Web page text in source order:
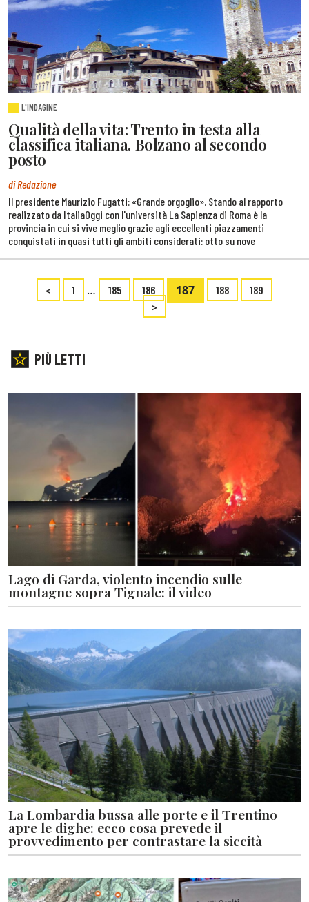
L'INDAGINE
Qualità della vita: Trento in testa alla
classifica italiana. Bolzano al secondo
posto
di Redazione
Il presidente Maurizio Fugatti: «Grande orgoglio». Stando al rapporto
realizzato da ItaliaOggi con l'università La Sapienza di Roma è la
provincia in cui si vive meglio grazie agli eccellenti piazzamenti
conquistati in quasi tutti gli ambiti considerati: otto su nove
< 1 … 185 186 187 188
189
>
PIÙ LETTI
Lago di Garda, violento incendio sulle
montagne sopra Tignale: il video
La Lombardia bussa alle porte e il Trentino
apre le dighe: ecco cosa prevede il
provvedimento per contrastare la siccità